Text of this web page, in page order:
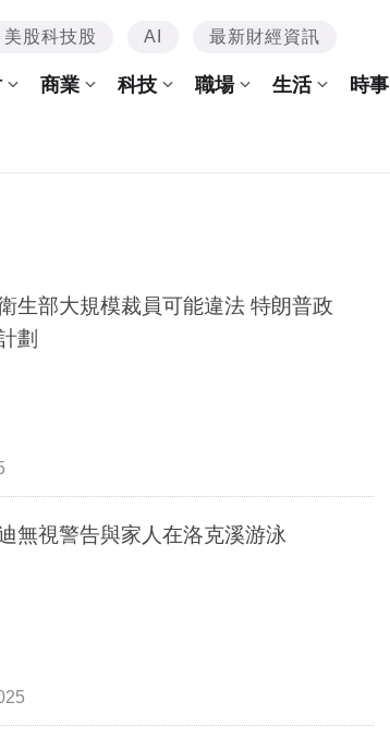
美股科技股 AI 最新財經資訊
商業 科技 職場 生活 時事
生部大規模裁員可能違法 特朗普政
劃
無視警告與家人在洛克溪游泳